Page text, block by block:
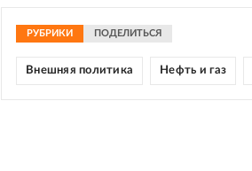
РУБРИКИ ПОДЕЛИТЬСЯ
Внешняя политика Нефть и газ